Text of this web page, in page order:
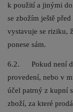
k použití a jinými
se zbožím ještě
vystavuje se riziku,
ponese sám.
6.2. Pokud není
provedení, nebo v
účel patrný z kupní
zboží, za které